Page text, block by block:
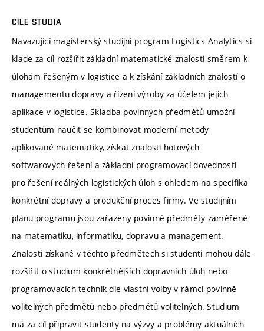
CÍLE STUDIA
Navazující magisterský studijní program Logistics Analytics si
klade za cíl rozšířit základní matematické znalosti směrem k
úlohám řešeným v logistice a k získání základních znalostí o
managementu dopravy a řízení výroby za účelem jejich
aplikace v logistice. Skladba povinných předmětů umožní
studentům naučit se kombinovat moderní metody
aplikované matematiky, získat znalosti hotových
softwarových řešení a základní programovací dovednosti
pro řešení reálných logistických úloh s ohledem na specifika
konkrétní dopravy a produkční proces firmy. Ve studijním
plánu programu jsou zařazeny povinné předměty zaměřené
na matematiku, informatiku, dopravu a management.
Znalosti získané v těchto předmětech si studenti mohou dále
rozšířit o studium konkrétnějších dopravních úloh nebo
programovacích technik dle vlastní volby v rámci povinně
volitelných předmětů nebo předmětů volitelných. Studium
má za cíl připravit studenty na výzvy a problémy aktuálních